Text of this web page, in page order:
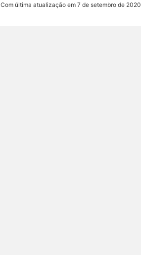
Com última atualização em 7 de setembro de 2020